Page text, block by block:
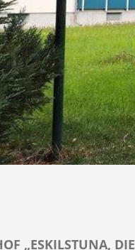
„ESKILSTUNA, DIE